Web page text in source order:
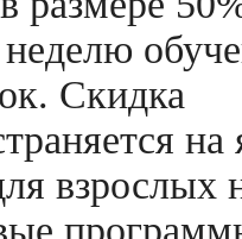
Скидка
взрослых